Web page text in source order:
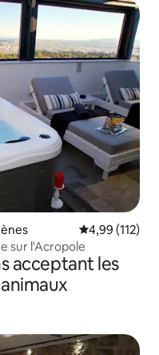
appréciés
Évaluation
4,99 (112)
sur l'Acropole
acceptant les